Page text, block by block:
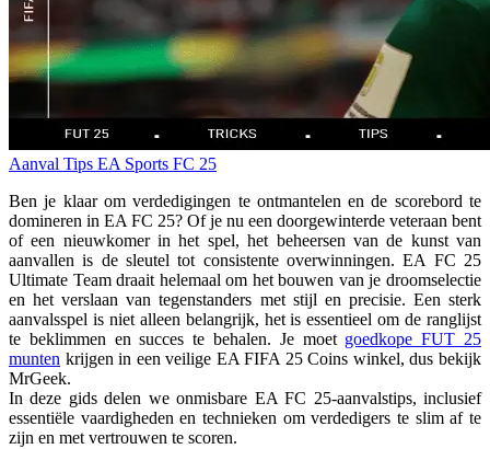
Aanval Tips EA Sports FC 25
Ben je klaar om verdedigingen te ontmantelen en de scorebord te
domineren in EA FC 25? Of je nu een doorgewinterde veteraan bent
of een nieuwkomer in het spel, het beheersen van de kunst van
aanvallen is de sleutel tot consistente overwinningen. EA FC 25
Ultimate Team draait helemaal om het bouwen van je droomselectie
en het verslaan van tegenstanders met stijl en precisie. Een sterk
aanvalsspel is niet alleen belangrijk, het is essentieel om de ranglijst
te beklimmen en succes te behalen. Je moet goedkope FUT 25
munten krijgen in een veilige EA FIFA 25 Coins winkel, dus bekijk
MrGeek.
In deze gids delen we onmisbare EA FC 25-aanvalstips, inclusief
essentiële vaardigheden en technieken om verdedigers te slim af te
zijn en met vertrouwen te scoren.